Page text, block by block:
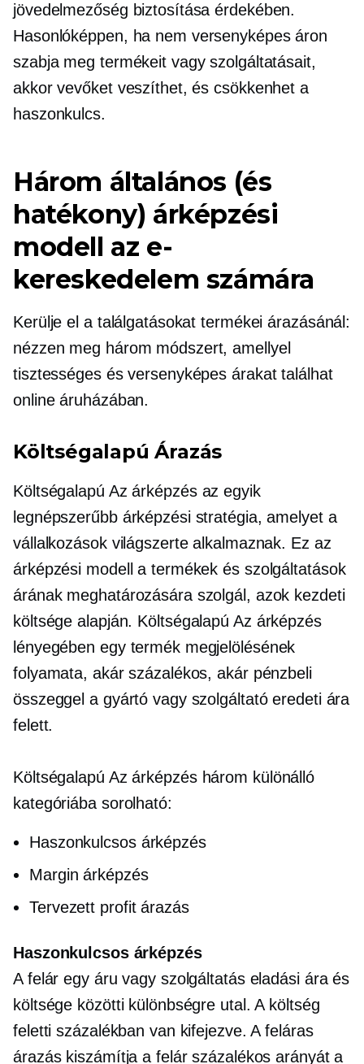
jövedelmezőség biztosítása érdekében.
Hasonlóképpen, ha nem versenyképes áron
szabja meg termékeit vagy szolgáltatásait,
akkor vevőket veszíthet, és csökkenhet a
haszonkulcs.
Három általános (és
hatékony) árképzési
modell az e-
kereskedelem számára
Kerülje el a találgatásokat termékei árazásánál:
nézzen meg három módszert, amellyel
tisztességes és versenyképes árakat találhat
online áruházában.
Költségalapú Árazás
Költségalapú Az árképzés az egyik
legnépszerűbb árképzési stratégia, amelyet a
vállalkozások világszerte alkalmaznak. Ez az
árképzési modell a termékek és szolgáltatások
árának meghatározására szolgál, azok kezdeti
költsége alapján. Költségalapú Az árképzés
lényegében egy termék megjelölésének
folyamata, akár százalékos, akár pénzbeli
összeggel a gyártó vagy szolgáltató eredeti ára
felett.
Költségalapú Az árképzés három különálló
kategóriába sorolható:
Haszonkulcsos árképzés
Margin árképzés
Tervezett profitárazás
Haszonkulcsos árképzés
A felár egy áru vagy szolgáltatás eladási ára és
költsége közötti különbségre utal. A költség
feletti százalékban van kifejezve. A feláras
árazás kiszámítja a felár százalékos arányát a